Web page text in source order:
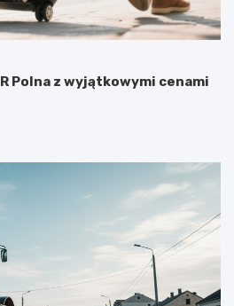
Polna z wyjątkowymi cenami